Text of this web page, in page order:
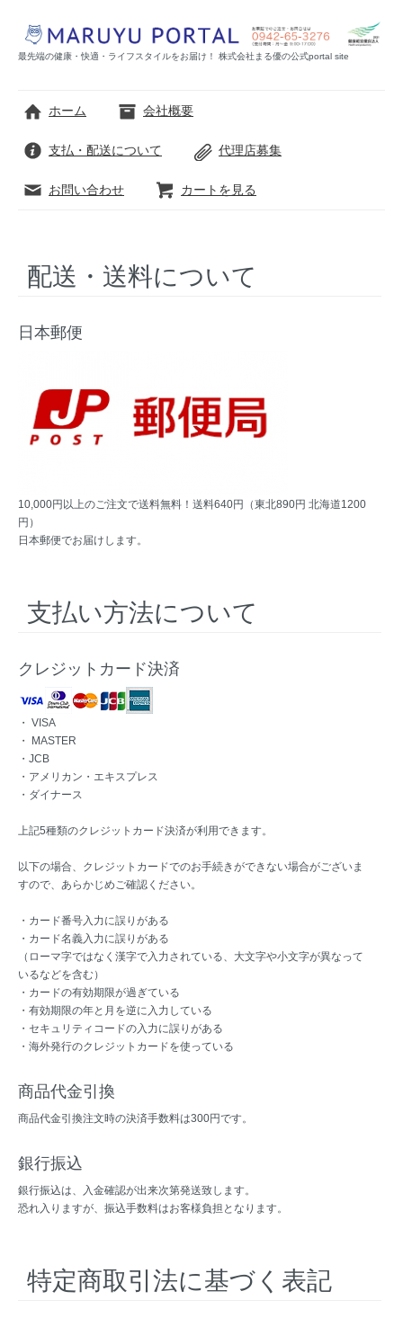
最先端の健康・快適・ライフスタイルをお届け！ 株式会社まる優の公式portal site
ホーム 会社概要
支払・配送について 代理店募集
お問い合わせ カートを見る
配送・送料について
日本郵便
10,000円以上のご注文で送料無料！送料640円（東北890円 北海道1200
円）
日本郵便でお届けします。
支払い方法について
クレジットカード決済
・ VISA
・ MASTER
・JCB
・アメリカン・エキスプレス
・ダイナース
上記5種類のクレジットカード決済が利用できます。
以下の場合、クレジットカードでのお手続きができない場合がございま
すので、あらかじめご確認ください。
・カード番号入力に誤りがある
・カード名義入力に誤りがある
（ローマ字ではなく漢字で入力されている、大文字や小文字が異なって
いるなどを含む）
・カードの有効期限が過ぎている
・有効期限の年と月を逆に入力している
・セキュリティコードの入力に誤りがある
・海外発行のクレジットカードを使っている
商品代金引換
商品代金引換注文時の決済手数料は300円です。
銀行振込
銀行振込は、入金確認が出来次第発送致します。
恐れ入りますが、振込手数料はお客様負担となります。
特定商取引法に基づく表記